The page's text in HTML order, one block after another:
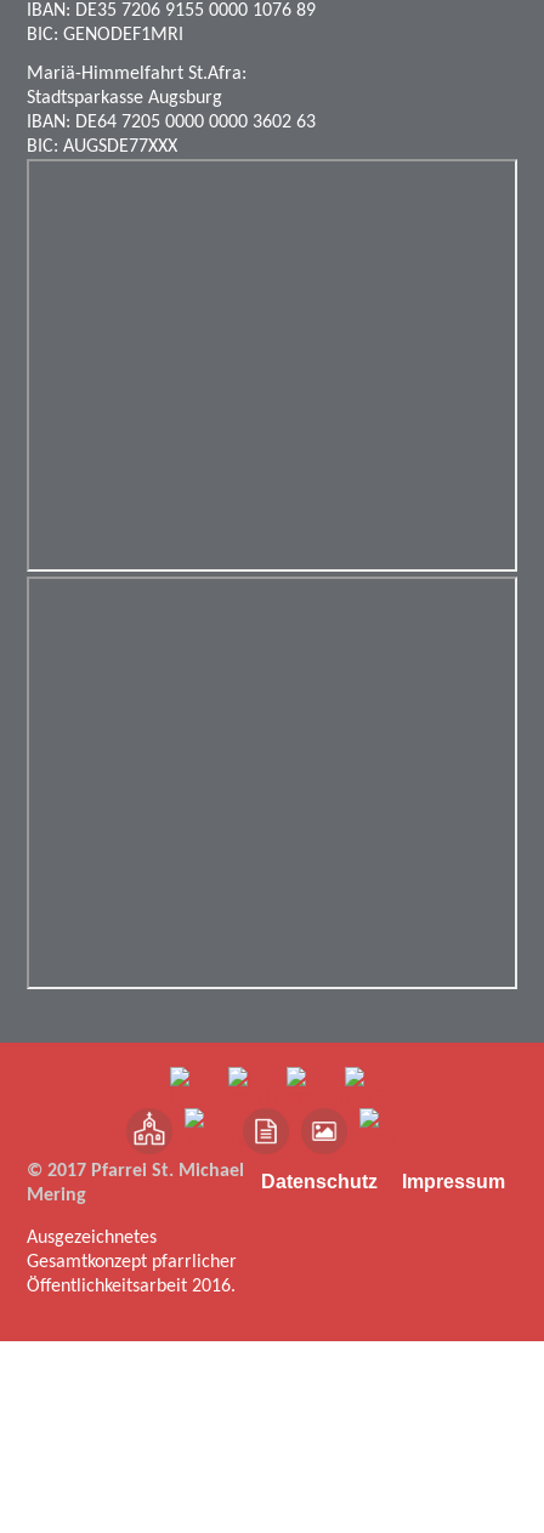
IBAN: DE35 7206 9155 0000 1076 89
BIC: GENODEF1MRI
Mariä-Himmelfahrt St.Afra:
Stadtsparkasse Augsburg
IBAN: DE64 7205 0000 0000 3602 63
BIC: AUGSDE77XXX
© 2017 Pfarrei St. Michael
Mering
Ausgezeichnetes
Gesamtkonzept pfarrlicher
Öffentlichkeitsarbeit 2016.
Datenschutz Impressum